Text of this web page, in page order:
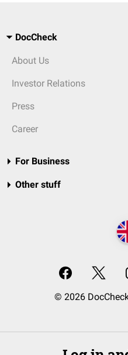
DocCheck
About Us
Investor Relations
Press
Career
For Business
Other stuff
© 2026